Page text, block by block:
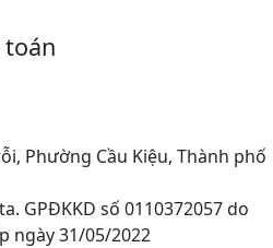
Phường Cầu Kiệu, Thành phố
GPĐKKD số 0110372057 do
ngày 31/05/2022